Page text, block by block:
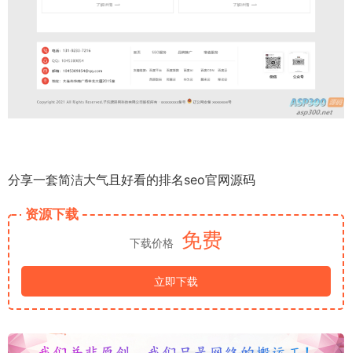
分享一套简洁大气且好看的排名seo官网源码
资源下载
下载价格 免费
立即下载